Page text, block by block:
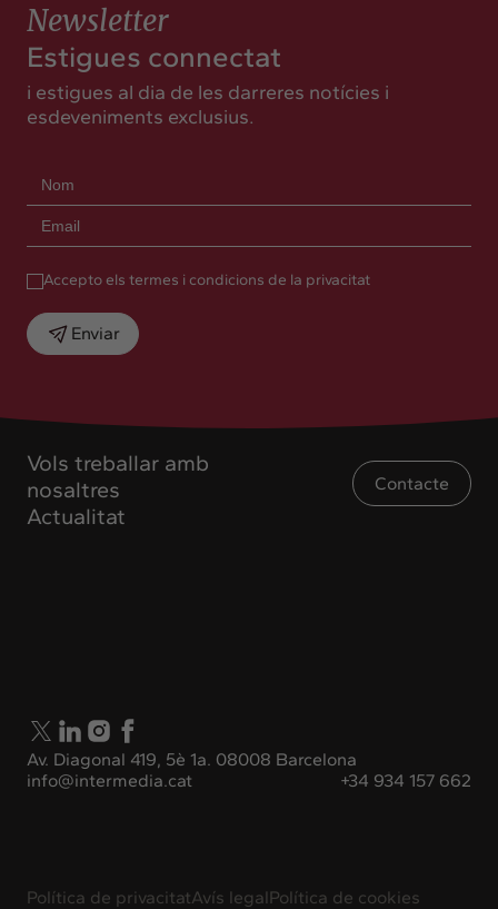
Vols treballar amb
nosaltres
Actualitat
Contacte
Av. Diagonal 419, 5è 1a. 08008 Barcelona
info@intermedia.cat
+34 934 157 662
Newsletter
Estigues connectat
i estigues al dia de les darreres notícies i
esdeveniments exclusius.
Accepto els termes i condicions de la privacitat
Enviar
Política de privacitatAvís legalPolítica de cookies